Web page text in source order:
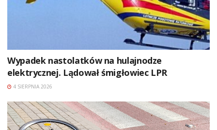
Wypadek nastolatków na hulajnodze
elektrycznej. Lądował śmigłowiec LPR
4 SIERPNIA 2026